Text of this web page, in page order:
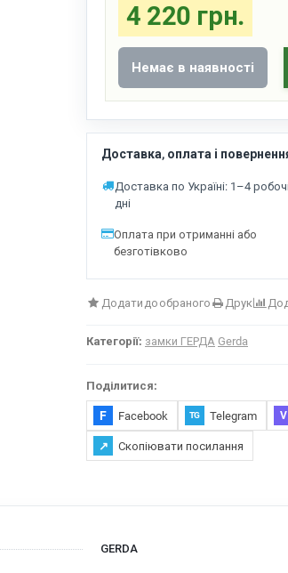
4 220 грн.
Немає в наявності
Доставка, оплата і
Доставка по Україні: 1–4
дні
Оплата при отриманні або
безготівково
Додати до обраного Друк
Категорії: замки ГЕРДА Gerda
Поділитися:
F Facebook TG Telegram V
↗ Скопіювати посилання
GERDA